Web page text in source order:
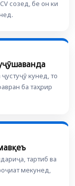
созед, бе он ки
кунед, то
ба таҳрир
тартиб ва
мекунед,